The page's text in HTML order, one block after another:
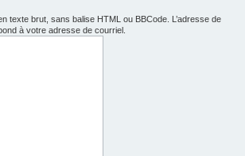
texte brut, sans balise HTML ou BBCode. L’adresse de
à votre adresse de courriel.